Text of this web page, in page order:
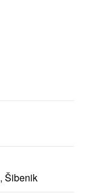
, Šibenik